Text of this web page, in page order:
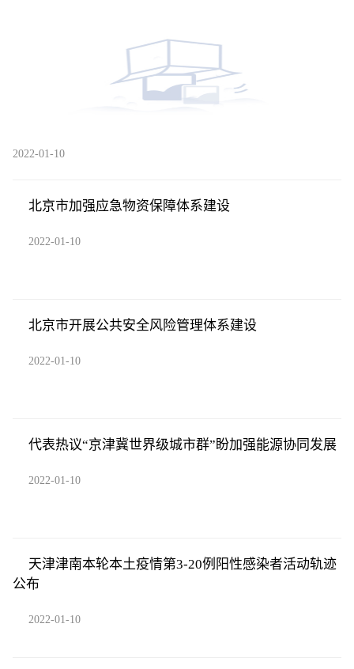
2022-01-10
北京市加强应急物资保障体系建设
2022-01-10
北京市开展公共安全风险管理体系建设
2022-01-10
代表热议“京津冀世界级城市群”盼加强能源协同发展
2022-01-10
天津津南本轮本土疫情第3-20例阳性感染者活动轨迹
公布
2022-01-10